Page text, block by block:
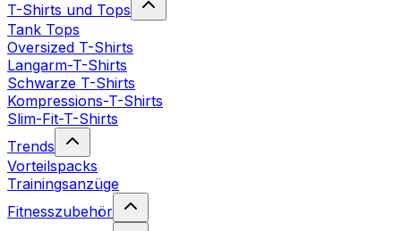
T-Shirts und Tops
Tank Tops
Oversized T-Shirts
Langarm-T-Shirts
Schwarze T-Shirts
Kompressions-T-Shirts
Slim-Fit-T-Shirts
Trends
Vorteilspacks
Trainingsanzüge
Fitnesszubehör